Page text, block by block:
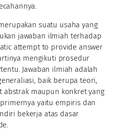
suatu usaha yang
jawaban ilmiah terhadap
attempt to provide answer
mengikuti prosedur
Jawaban ilmiah adalah
baik berupa teori,
abstrak maupun konkret yang
yaitu empiris dan
bekerja atas dasar